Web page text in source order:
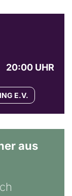
20:00 UHR
E.V.
aus